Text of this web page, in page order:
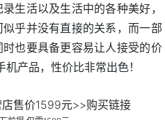
生活以及生活中的各种美好，
乎并没有直接的关系，而一部
也要具备更容易让人接受的价
产品，性价比非常出色！
售价1599元>>购买链接